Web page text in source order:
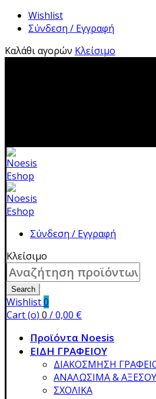
Wishlist
Σύνδεση / Εγγραφή
Καλάθι αγορών Κλείσιμο
Σύνδεση / Εγγραφή
Κλείσιμο
Search
for:
Search
Wishlist0
Cart (o) 0 /0,00 €
Προϊόντα Noesis
ΕΙΔΗ ΓΡΑΦΕΙΟΥ
ΔΙΑΚΟΣΜΗΣΗ
ΑΝΑΛΩΣΙΜΑ &
ΣΧΟΛΙΚΑ